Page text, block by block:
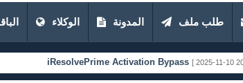
الوكلاء المدونة طلب ملف
iResolvePrime Activation Bypass [ 2025-11-10 20:51:33 ]